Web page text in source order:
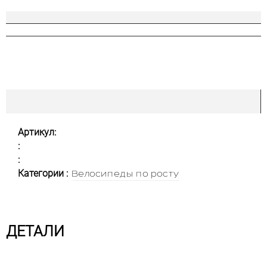
Артикул:
:
:
Категории : Велосипеды по росту
ДЕТАЛИ